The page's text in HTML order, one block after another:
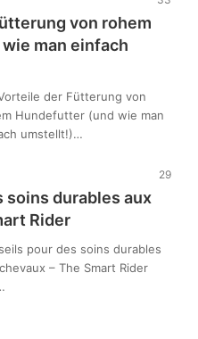
von rohem
man einfach
der Fütterung von
Hundefutter (und wie man
umstellt!)…
29
soins durables aux
Rider
pour des soins durables
– The Smart Rider